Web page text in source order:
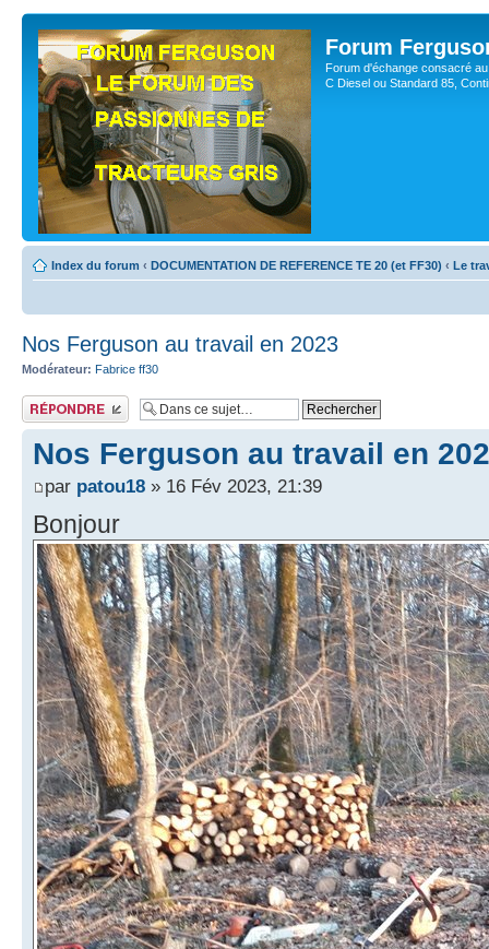
Forum
Forum d'échange consacré
C Diesel ou Standard 85,
Index du forum ‹ DOCUMENTATION DE REFERENCE TE 20 (et FF30) ‹ Le
Nos Ferguson au travail en 2023
Modérateur: Fabrice ff30
Publier une réponse
Nos Ferguson au travail en
par patou18 » 16 Fév 2023, 21:39
Bonjour